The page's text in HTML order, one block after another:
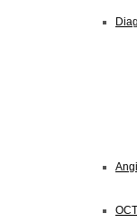
OCT